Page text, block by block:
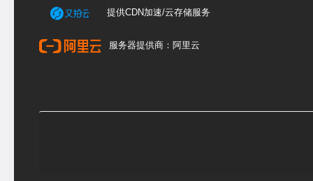
提供CDN加速/云存储服务
服务器提供商：阿里云